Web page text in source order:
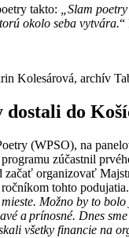
takto: „Slam
okolo seba vytvára.“
Kolesárová, archív
do
(WPSO), na
zúčastnil
organizovať
tohto
Možno by to
a prínosné. Dnes
všetky financie na